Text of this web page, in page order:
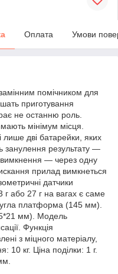
Оплата Умови
помічником для
приготування
не останню роль.
мінімум місця.
лише дві батарейки, яких
занулення результату —
вимкнення — через одну
прилад вимкнеться
датчики
г або 27 г на вагах є саме
платформа (145 мм).
мм). Модель
Функція
з міцного матеріалу,
10 кг. Ціна поділки: 1 г.